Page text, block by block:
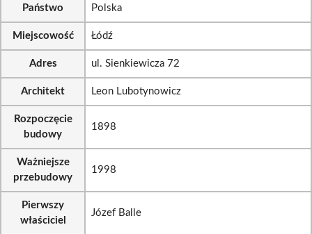
Państwo Polska
Miejscowość Łódź
Adres ul. Sienkiewicza 72
Architekt Leon Lubotynowicz
Rozpoczęcie
budowy
1898
Ważniejsze
przebudowy
1998
Pierwszy
właściciel
Józef Balle